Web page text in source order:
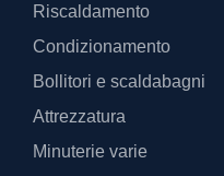
Riscaldamento
Condizionamento
Bollitori e scaldabagni
Attrezzatura
Minuterie varie